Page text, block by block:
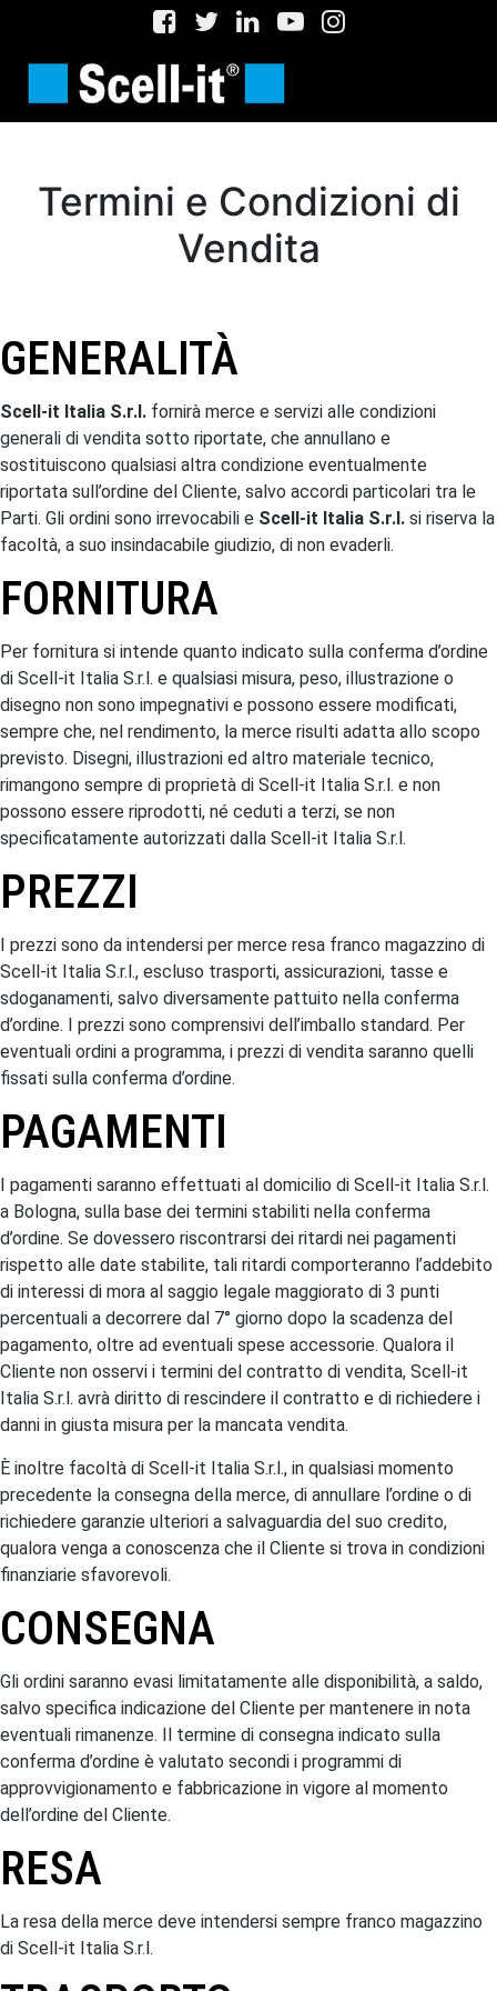
Termini e Condizioni di
Vendita
GENERALITÀ
Scell-it Italia S.r.l. fornirà merce e servizi alle condizioni
generali di vendita sotto riportate, che annullano e
sostituiscono qualsiasi altra condizione eventualmente
riportata sull’ordine del Cliente, salvo accordi particolari tra le
Parti. Gli ordini sono irrevocabili e Scell-it Italia S.r.l. si riserva la
facoltà, a suo insindacabile giudizio, di non evaderli.
FORNITURA
Per fornitura si intende quanto indicato sulla conferma d’ordine
di Scell-it Italia S.r.l. e qualsiasi misura, peso, illustrazione o
disegno non sono impegnativi e possono essere modificati,
sempre che, nel rendimento, la merce risulti adatta allo scopo
previsto. Disegni, illustrazioni ed altro materiale tecnico,
rimangono sempre di proprietà di Scell-it Italia S.r.l. e non
possono essere riprodotti, né ceduti a terzi, se non
specificatamente autorizzati dalla Scell-it Italia S.r.l.
PREZZI
I prezzi sono da intendersi per merce resa franco magazzino di
Scell-it Italia S.r.l., escluso trasporti, assicurazioni, tasse e
sdoganamenti, salvo diversamente pattuito nella conferma
d’ordine. I prezzi sono comprensivi dell’imballo standard. Per
eventuali ordini a programma, i prezzi di vendita saranno quelli
fissati sulla conferma d’ordine.
PAGAMENTI
I pagamenti saranno effettuati al domicilio di Scell-it Italia S.r.l.
a Bologna, sulla base dei termini stabiliti nella conferma
d’ordine. Se dovessero riscontrarsi dei ritardi nei pagamenti
rispetto alle date stabilite, tali ritardi comporteranno l’addebito
di interessi di mora al saggio legale maggiorato di 3 punti
percentuali a decorrere dal 7° giorno dopo la scadenza del
pagamento, oltre ad eventuali spese accessorie. Qualora il
Cliente non osservi i termini del contratto di vendita, Scell-it
Italia S.r.l. avrà diritto di rescindere il contratto e di richiedere i
danni in giusta misura per la mancata vendita.
È inoltre facoltà di Scell-it Italia S.r.l., in qualsiasi momento
precedente la consegna della merce, di annullare l’ordine o di
richiedere garanzie ulteriori a salvaguardia del suo credito,
qualora venga a conoscenza che il Cliente si trova in condizioni
finanziarie sfavorevoli.
CONSEGNA
Gli ordini saranno evasi limitatamente alle disponibilità, a saldo,
salvo specifica indicazione del Cliente per mantenere in nota
eventuali rimanenze. Il termine di consegna indicato sulla
conferma d’ordine è valutato secondi i programmi di
approvvigionamento e fabbricazione in vigore al momento
dell’ordine del Cliente.
RESA
La resa della merce deve intendersi sempre franco magazzino
di Scell-it Italia S.r.l.